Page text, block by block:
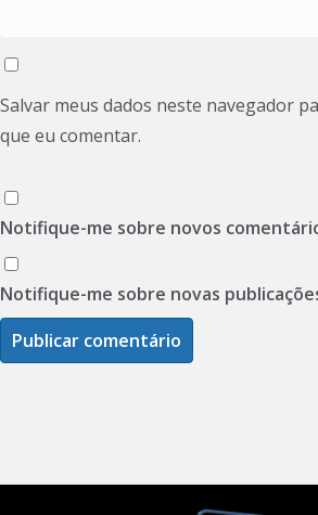
Salvar meus dados neste navegador
que eu comentar.
Notifique-me sobre novos
Notifique-me sobre novas